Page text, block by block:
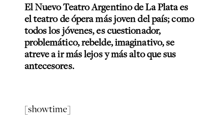
El Nuevo Teatro Argentino de La Plata es
el teatro de ópera más joven del país; como
todos los jóvenes, es cuestionador,
problemático, rebelde, imaginativo, se
atreve a ir más lejos y más alto que sus
antecesores.
[showtime]